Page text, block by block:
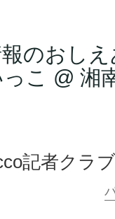
のおし
こ @ 湘
記者クラブ